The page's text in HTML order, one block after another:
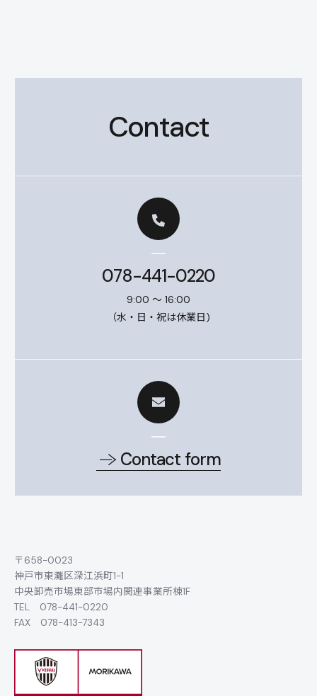
Contact
078-441-0220
9:00 ～ 16:00
（水・日・祝は休業日)
Contact form
〒658-0023
神戸市東灘区深江浜町1-1
中央卸売市場東部市場内関連事業所棟1F
TEL 078-441-0220
FAX 078-413-7343